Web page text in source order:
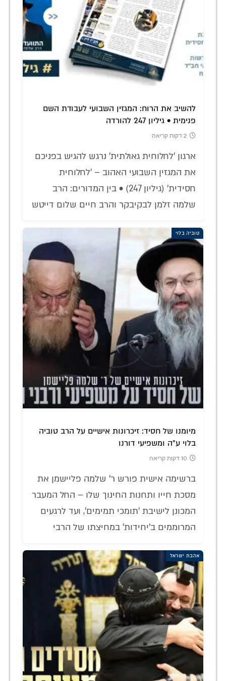
להשיב את הרוח: המגזין השבועי לעבודת השם
פנימית • גיליון 247 להורדה
2 דקות קריאה
ארגון 'לחלוחית גאולתית' נרגש להגיש בפניכם
את המגזין השבועי האהוב – 'לחלוחית
חסידית' (גיליון 247) • בין המדורים: הרב
שלמה זלמן לבקיבקר והרב חיים שלום דייטש
טוביה בלוי
מיומנו של חסיד: זיכרונות אישיים על הרב טוביה
בלוי ע"ה ומשפיעי דורנו
10 דקות קריאה
ברשימה אישית פורש ר' שלמה פליישמן את
מסכת חייו ותחנות החינוך שלו – החל המעבר
המכונן לישיבת 'תומכי תמימים', ועד לרגעים
המרוממים ב'יחידות' במחיצתו של הרבי
אהבת ישראל